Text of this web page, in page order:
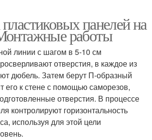
панелей на
работы
линии с шагом в 5-10 см
отверстия, в каждое из
дюбель. Затем берут П-образный
его к стене с помощью саморезов,
отверстия. В процессе
контролируют горизонтальность
используя для этой цели